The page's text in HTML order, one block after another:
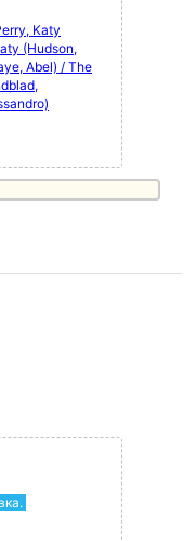
Katy
(Hudson,
Abel) / The